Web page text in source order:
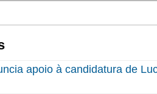
apoio à candidatura de